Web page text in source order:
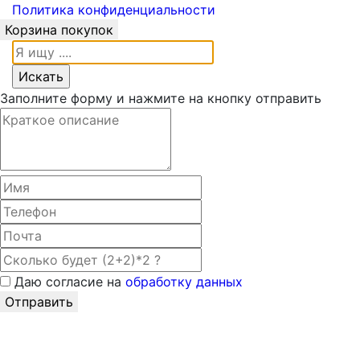
Политика конфиденциальности
Корзина покупок
Заполните форму и нажмите на кнопку отправить
Даю согласие на обработку данных
Отправить